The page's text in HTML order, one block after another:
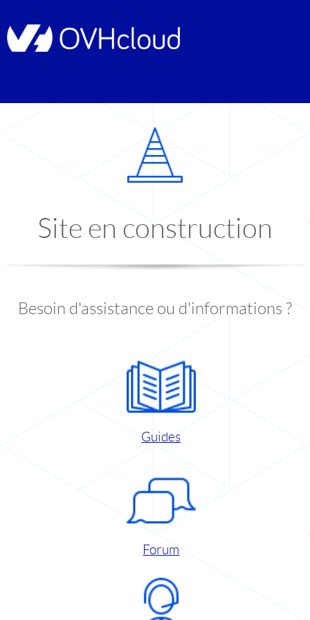
Site en construction
Besoin d'assistance ou d'informations ?
Guides
Forum